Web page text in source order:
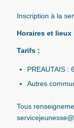
Inscription à la
Horaires et lieux
Tarifs :
PREAUTAIS :
Autres
Tous